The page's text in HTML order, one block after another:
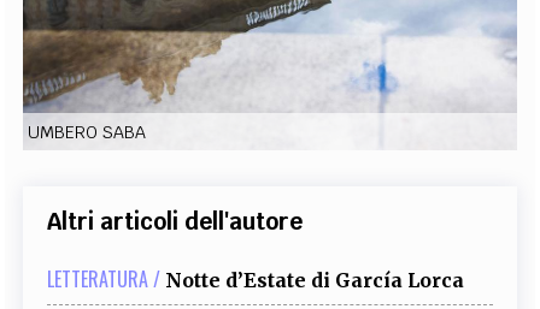
EXTRA
CODICI RUBRICHE LIBRI PUBBLICITÀ
UMBERO SABA
Altri articoli dell'autore
LETTERATURA / Notte d’Estate di García Lorca